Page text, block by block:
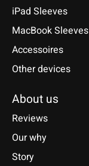
iPad Sleeves
MacBook Sleeves
Accessoires
Other devices
About us
Reviews
Our why
Story